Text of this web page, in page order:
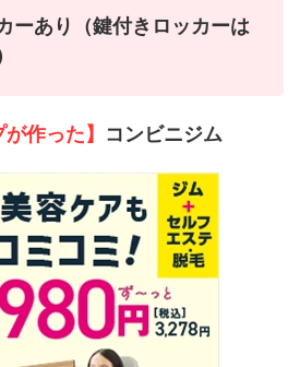
ーあり（鍵付きロッカーは
作った】 コンビニジム